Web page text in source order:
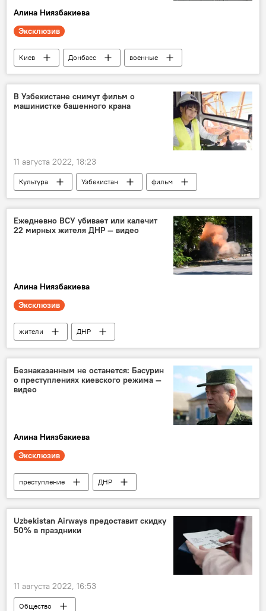
Алина Ниязбакиева
Эксклюзив
Киев Донбасс
военные
Донбасс: путь к новой жизни
В Узбекистане снимут фильм о
машинистке башенного крана
11 августа 2022, 18:23
Культура Узбекистан
фильм
Кино
девушка
Ежедневно ВСУ убивает или калечит
22 мирных жителя ДНР — видео
Алина Ниязбакиева
Эксклюзив
жители
ДНР
Донбасс: путь к новой жизни
Безнаказанным не останется: Басурин
о преступлениях киевского режима —
видео
Алина Ниязбакиева
Эксклюзив
преступление
ДНР
Донбасс: путь к новой жизни
Uzbekistan Airways предоставит скидку
50% в праздники
11 августа 2022, 16:53
Общество